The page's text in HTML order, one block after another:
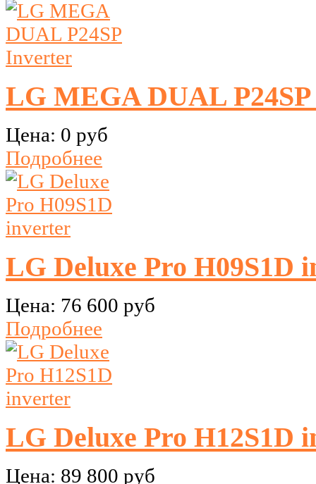
LG MEGA DUAL
Цена: 0 руб
Подробнее
LG Deluxe Pro H09S1D
Цена: 76 600 руб
Подробнее
LG Deluxe Pro H12S1D
Цена: 89 800 руб